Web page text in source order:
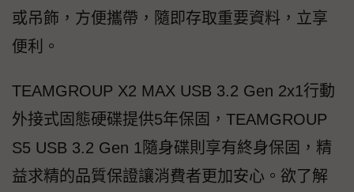
或吊飾，方便攜帶，隨即存取重要資料，立享
便利。
TEAMGROUP X2 MAX USB 3.2 Gen 2x1行動
外接式固態硬碟提供5年保固，TEAMGROUP
S5 USB 3.2 Gen 1隨身碟則享有終身保固，精
益求精的品質保證讓消費者更加安心。欲了解